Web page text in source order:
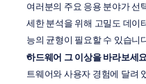
여러분의 주요 응용 분야가 선
세한 분석을 위해 고밀도 데이
능의 균형이 필요할 수 있습니
하드웨어 그 이상을 바라보세요
트웨어와 사용자 경험에 달려